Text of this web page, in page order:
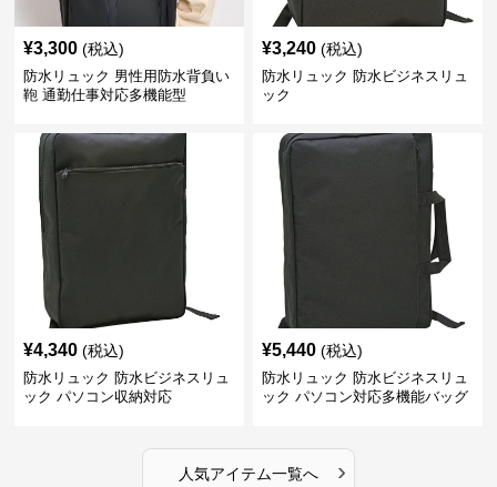
¥3,300 (税込)
防水リュック 男性用防水背負い
鞄 通勤仕事対応多機能型
¥3,240 (税込)
防水リュック 防水ビジネスリュ
ック
¥4,340 (税込)
防水リュック 防水ビジネスリュ
ック パソコン収納対応
¥5,440 (税込)
防水リュック 防水ビジネスリュ
ック パソコン対応多機能バッグ
人気アイテム一覧へ ›